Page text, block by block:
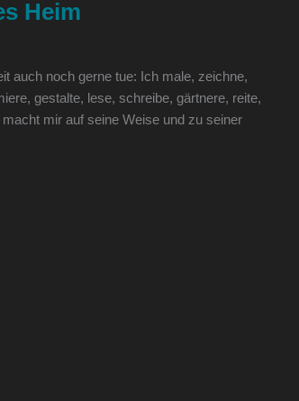
Heim
auch noch gerne tue: Ich male, zeichne,
gestalte, lese, schreibe, gärtnere, reite,
mir auf seine Weise und zu seiner